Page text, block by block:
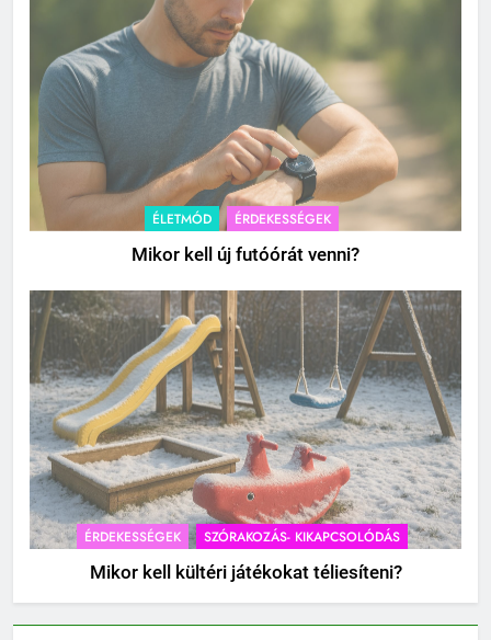
ÉLETMÓD ÉRDEKESSÉGEK
Mikor kell új futóórát venni?
ÉRDEKESSÉGEK SZÓRAKOZÁS- KIKAPCSOLÓDÁS
Mikor kell kültéri játékokat téliesíteni?